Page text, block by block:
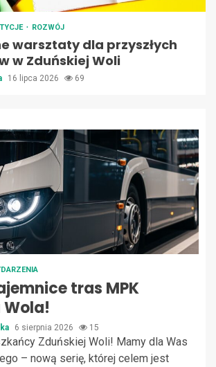
ROZWÓJ
warsztaty dla przyszłych
w Zduńskiej Woli
16 lipca 2026 69
tras MPK
6 sierpnia 2026 15
Zduńskiej Woli! Mamy dla Was
– nową serię, której celem jest